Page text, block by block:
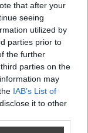
that after your
seeing
utilized by
parties prior to
the further
parties on the
may
IAB’s List of
it to other
Udostępnij